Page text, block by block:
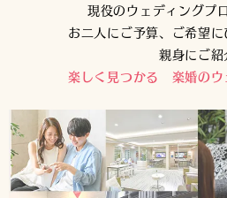
現役のウェディングプ
お二人にご予算、ご希望
親身にご紹
楽しく見つかる 楽婚の